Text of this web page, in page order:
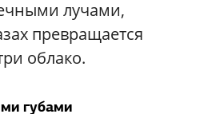
лучами,
превращается
облако.
губами